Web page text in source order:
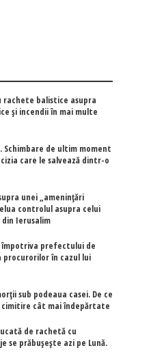
rachete balistice asupra
și incendii în mai multe
Schimbare de ultim moment
care le salvează dintr-o
unei „amenințări
controlul asupra celui
Ierusalim
împotriva prefectului de
procurorilor în cazul lui
sub podeaua casei. De ce
cimitire cât mai îndepărtate
de rachetă cu
se prăbușește azi pe Lună.